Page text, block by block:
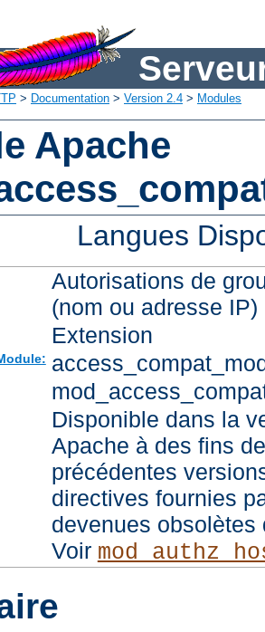
> Documentation > Version 2.4 > Modules
Apache
Langues
Autorisations de
(nom ou adresse IP)
Extension
Disponible dans la
Apache à des fins
précédentes
directives fournies
devenues
Voir